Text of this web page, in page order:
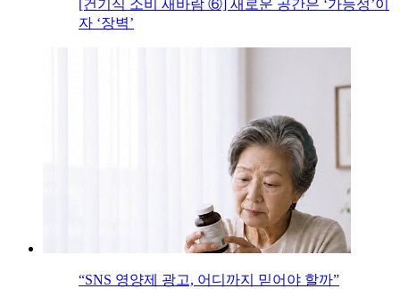
[건기식 소비 새바람 ⑥] 새로운 공간은 ‘가능성’이
자 ‘장벽’
“SNS 영양제 광고, 어디까지 믿어야 할까”